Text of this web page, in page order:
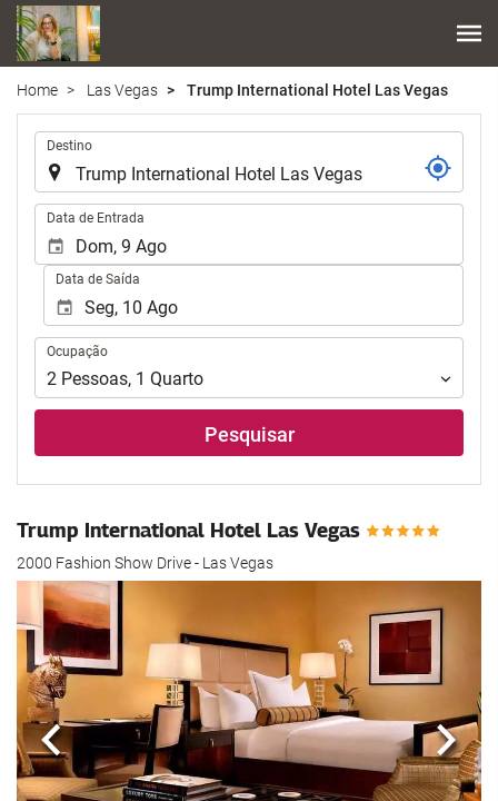
Home Las Vegas Trump International Hotel Las Vegas
Destino
Data de Entrada
Data de Saída
Ocupação
Ocupação
2 Pessoas, 1 Quarto
Pesquisar
Trump International Hotel Las Vegas
2000 Fashion Show Drive - Las Vegas
Anterior